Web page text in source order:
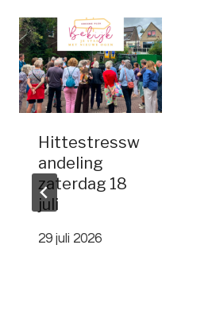
Hittestressw
andeling
zaterdag 18
juli
29 juli 2026